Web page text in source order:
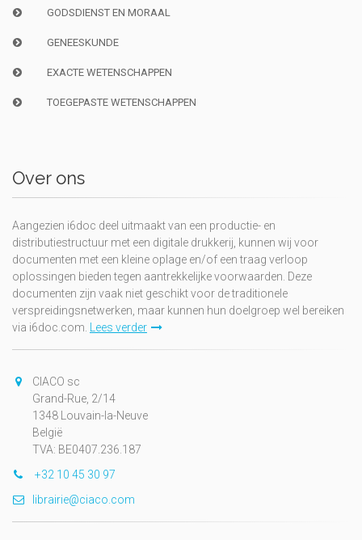
GODSDIENST EN MORAAL
GENEESKUNDE
EXACTE WETENSCHAPPEN
TOEGEPASTE WETENSCHAPPEN
Over ons
Aangezien i6doc deel uitmaakt van een productie- en
distributiestructuur met een digitale drukkerij, kunnen wij voor
documenten met een kleine oplage en/of een traag verloop
oplossingen bieden tegen aantrekkelijke voorwaarden. Deze
documenten zijn vaak niet geschikt voor de traditionele
verspreidingsnetwerken, maar kunnen hun doelgroep wel bereiken
via i6doc.com. Lees verder
CIACO sc
Grand-Rue, 2/14
1348 Louvain-la-Neuve
België
TVA: BE0407.236.187
+32 10 45 30 97
librairie@ciaco.com